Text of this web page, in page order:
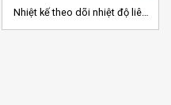
Nhiệt kế theo dõi nhiệt độ liên